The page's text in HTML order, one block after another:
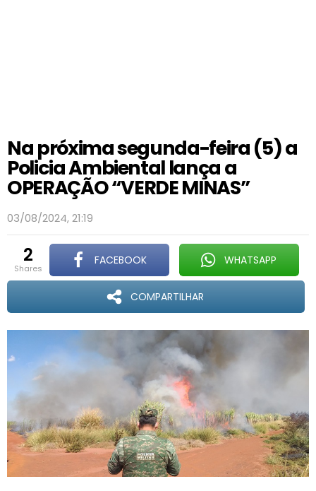
Na próxima segunda-feira (5) a
Policia Ambiental lança a
OPERAÇÃO “VERDE MINAS”
03/08/2024, 21:19
2
shares
FACEBOOK WHATSAPP
COMPARTILHAR